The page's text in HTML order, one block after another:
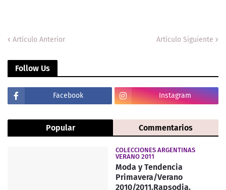
Artículo Anterior Artículo Siguiente
Follow Us
Facebook Instagram
Popular Commentarios
COLECCIONES ARGENTINAS
VERANO 2011
Moda y Tendencia
Primavera/Verano
2010/2011.Rapsodia.